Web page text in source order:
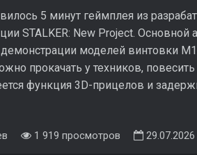
5 минут геймплея из
STALKER: New Project. Основной
моделей винтовки
прокачать у техников,
функция 3D-прицелов и
1 919 просмотров 29.07.2026